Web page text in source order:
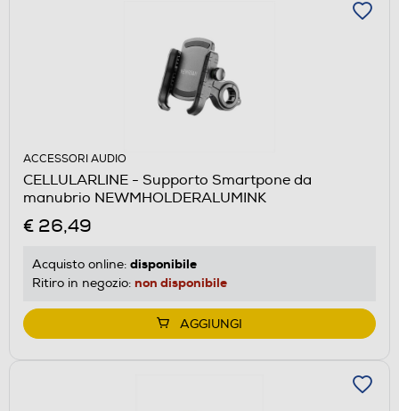
ACCESSORI AUDIO
CELLULARLINE - Supporto Smartpone da
manubrio NEWMHOLDERALUMINK
€ 26,49
Acquisto online: disponibile
Ritiro in negozio: non disponibile
AGGIUNGI